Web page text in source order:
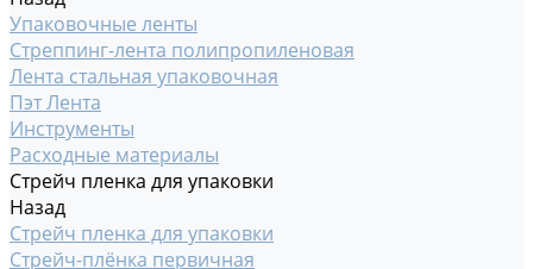
Упаковочные ленты
Стреппинг-лента полипропиленовая
Лента стальная упаковочная
Пэт Лента
Инструменты
Расходные материалы
Стрейч пленка для упаковки
Назад
Стрейч пленка для упаковки
Стрейч-плёнка первичная